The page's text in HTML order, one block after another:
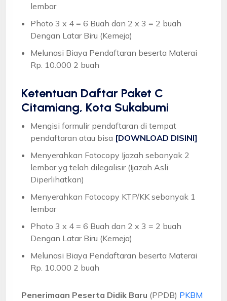
lembar
Photo 3 x 4 = 6 Buah dan 2 x 3 = 2 buah
Dengan Latar Biru (Kemeja)
Melunasi Biaya Pendaftaran beserta Materai
Rp. 10.000 2 buah
Ketentuan Daftar Paket C
Citamiang, Kota Sukabumi
Mengisi formulir pendaftaran di tempat
pendaftaran atau bisa [DOWNLOAD DISINI]
Menyerahkan Fotocopy Ijazah sebanyak 2
lembar yg telah dilegalisir (Ijazah Asli
Diperlihatkan)
Menyerahkan Fotocopy KTP/KK sebanyak 1
lembar
Photo 3 x 4 = 6 Buah dan 2 x 3 = 2 buah
Dengan Latar Biru (Kemeja)
Melunasi Biaya Pendaftaran beserta Materai
Rp. 10.000 2 buah
Penerimaan Peserta Didik Baru (PPDB) PKBM